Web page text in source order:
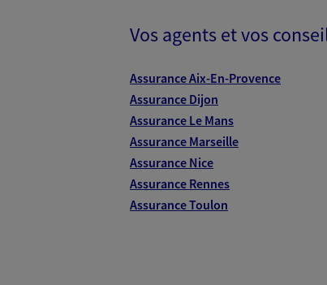
BERTRAND (14006812); EI
Vos agents et vos
Assurance Aix-En-Provence
Assurance Dijon
Assurance Le Mans
Assurance Marseille
Assurance Nice
Assurance Rennes
Assurance Toulon